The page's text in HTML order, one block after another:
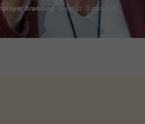
Branding Leestijd: 3 minuten